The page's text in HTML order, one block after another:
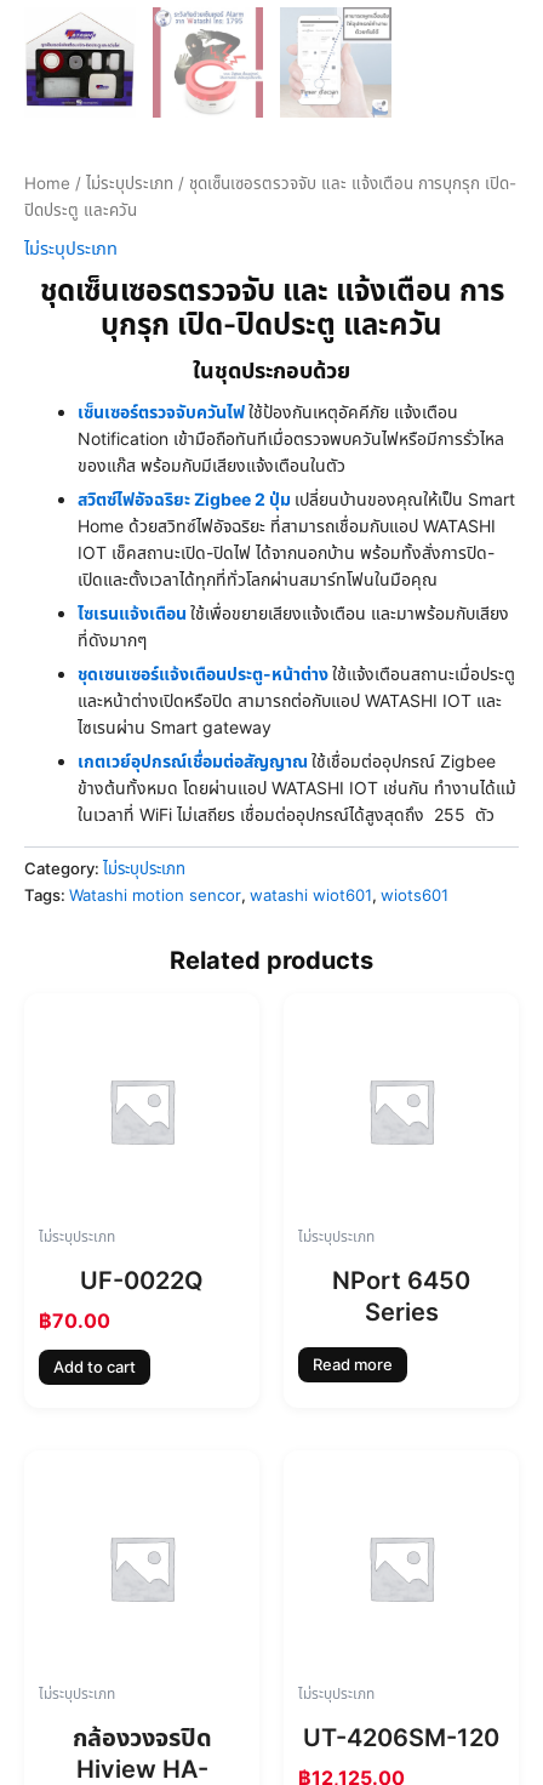
Home / ไม่ระบุประเภท / ชุดเซ็นเซอรตรวจจับ และ แจ้งเตือน การบุกรุก เปิด-
ปิดประตู และควัน
ไม่ระบุประเภท
ชุดเซ็นเซอรตรวจจับ และ แจ้งเตือน การ
บุกรุก เปิด-ปิดประตู และควัน
ในชุดประกอบด้วย
เซ็นเซอร์ตรวจจับควันไฟใช้ป้องกันเหตุอัคคีภัย แจ้งเตือน
Notification เข้ามือถือทันทีเมื่อตรวจพบควันไฟหรือมีการรั่วไหล
ของแก๊ส พร้อมกับมีเสียงแจ้งเตือนในตัว
สวิตซ์ไฟอัจฉริยะ Zigbee 2 ปุ่ม เปลี่ยนบ้านของคุณให้เป็น Smart
Home ด้วยสวิทซ์ไฟอัจฉริยะ ที่สามารถเชื่อมกับแอป WATASHI
IOT เช็คสถานะเปิด-ปิดไฟ ได้จากนอกบ้าน พร้อมทั้งสั่งการปิด-
เปิดและตั้งเวลาได้ทุกที่ทั่วโลกผ่านสมาร์ทโฟนในมือคุณ
ไซเรนแจ้งเตือน ใช้เพื่อขยายเสียงแจ้งเตือน และมาพร้อมกับเสียง
ที่ดังมากๆ
ชุดเซนเซอร์แจ้งเตือนประตู-หน้าต่างใช้เเจ้งเตือนสถานะเมื่อประตู
และหน้าต่างเปิดหรือปิด สามารถต่อกับแอป WATASHI IOT และ
ไซเรนผ่าน Smart gateway
เกตเวย์อุปกรณ์เชื่อมต่อสัญญาณ ใช้เชื่อมต่ออุปกรณ์ Zigbee
ข้างต้นทั้งหมด โดยผ่านแอป WATASHI IOT เช่นกัน ทำงานได้แม้
ในเวลาที่ WiFi ไม่เสถียร เชื่อมต่ออุปกรณ์ได้สูงสุดถึง 255 ตัว
Category: ไม่ระบุประเภท
Tags: Watashi motion sencor, watashi wiot601, wiots601
Related products
ไม่ระบุประเภท
UF-0022Q
฿70.00
Add to cart
ไม่ระบุประเภท
NPort 6450
Series
Read more
ไม่ระบุประเภท
กล้องวงจรปิด
Hiview HA-
ไม่ระบุประเภท
UT-4206SM-120
฿12,125.00